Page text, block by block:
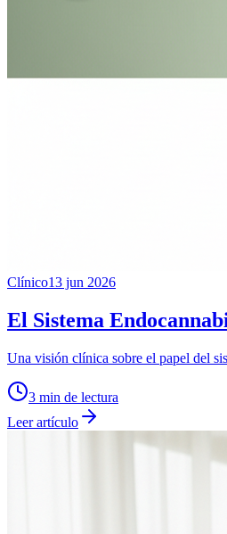
Clínico13 jun 2026
El Sistema
Una visión clínica sobre el papel del
3 min de lectura
Leer artículo